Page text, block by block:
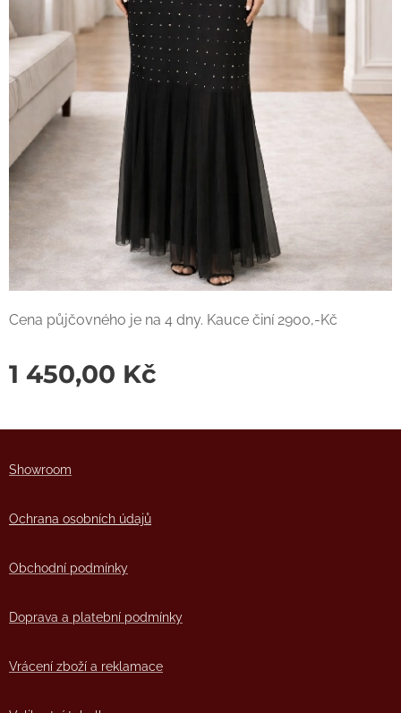
Cena půjčovného je na 4 dny. Kauce činí 2900,-Kč
1 450,00 Kč
Showroom
Ochrana osobních údajů
Obchodní podmínky
Doprava a platební podmínky
Vrácení zboží a reklamace